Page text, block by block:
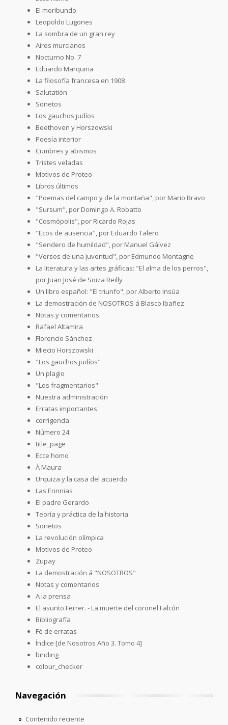
El moribundo
Leopoldo Lugones
La sombra de un gran rey
Aires murcianos
Nocturno No. 7
Eduardo Marquina
La filosofía francesa en 1908
Salutatión
Sonetos
Los gauchos judíos
Beethoven y Horszowski
Poesía interior
Cumbres y abismos
Tristes veladas
Motivos de Proteo
Libros últimos
"Poemas del campo y de la montaña", por Mario Bravo
"Sursum", por Domingo A. Robatto
"Cosmópolis", por Ricardo Rojas
"Ecos de ausencia", por Eduardo Talero
"Sendero de humildad", por Manuel Gálvez
"Versos de una juventud", por Edmundo Montagne
La literatura y las artes gráficas: "El alma de los perros",
por Juan José de Soiza Reilly
Un libro español: "El triunfo", por Alberto Insúa
La demostración de NOSOTROS á Blasco Ibañez
Notas y comentarios
Rafael Altamira
Florencio Sánchez
Miecio Horszowski
"Los gauchos judíos"
Un plagio
"Los fragmentarios"
Nuestra administración
Erratas importantes
corrigenda
Número 24
title_page
Ecce homo
Á Maura
Urquiza y la casa del acuerdo
Las Erinnias
El padre Gerardo
Teoría y práctica de la historia
Sonetos
La revolución olímpica
Motivos de Proteo
Zupay
La demostración á "NOSOTROS"
Notas y comentarios
A la prensa
El asunto Ferrer. - La muerte del coronel Falcón
Bibliografía
Fé de erratas
Índice [de Nosotros Año 3. Tomo 4]
binding
colour_checker
Navegación
Contenido reciente